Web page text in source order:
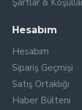
Şartlar &
Hesabım
Hesabım
Sipariş Geçmişi
Satış Ortaklığı
Haber Bülteni